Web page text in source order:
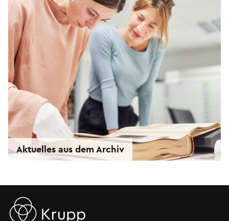
Aktuelles aus dem Archiv